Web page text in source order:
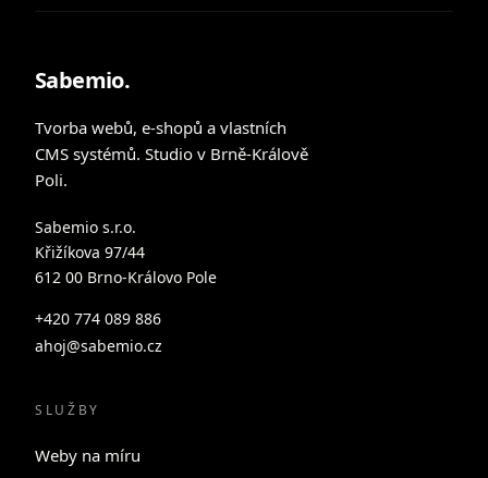
Sabemio.
Tvorba webů, e-shopů a vlastních
CMS systémů. Studio v Brně-Králově
Poli.
Sabemio s.r.o.
Křižíkova 97/44
612 00 Brno-Královo Pole
+420 774 089 886
ahoj@sabemio.cz
SLUŽBY
Weby na míru